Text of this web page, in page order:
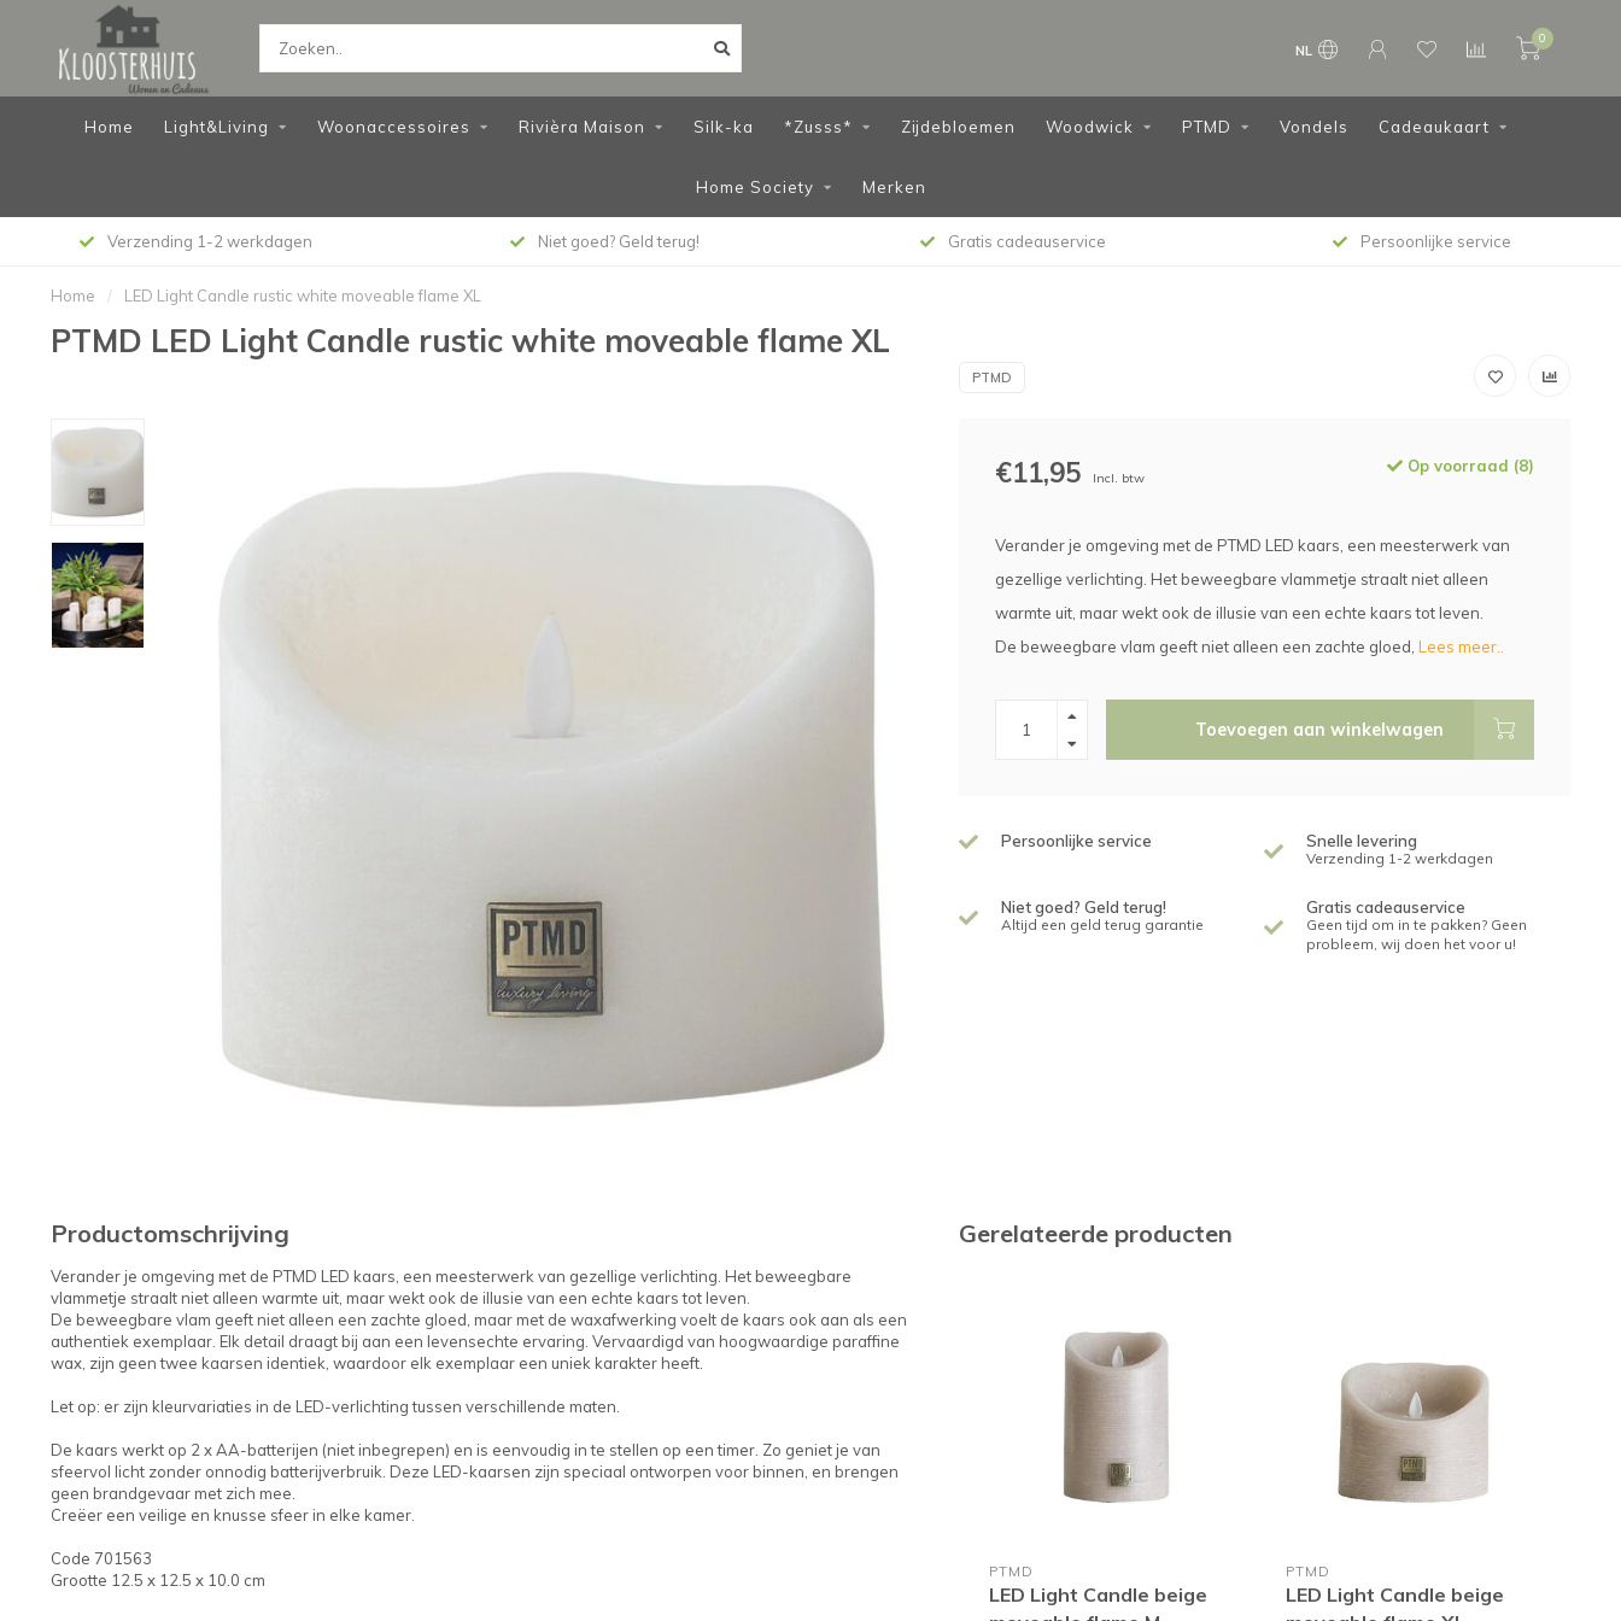
NL
0
Home Light&Living Woonaccessoires Rivièra Maison Silk-ka *Zusss* Zijdebloemen Woodwick PTMD Vondels Cadeaukaart
Home Society Merken
Verzending 1-2 werkdagen Niet goed? Geld terug! Gratis cadeauservice Persoonlijke service
Home / LED Light Candle rustic white moveable flame XL
PTMD LED Light Candle rustic white moveable flame XL
PTMD
€11,95 Incl. btw
Op voorraad (8)
Verander je omgeving met de PTMD LED kaars, een meesterwerk van
gezellige verlichting. Het beweegbare vlammetje straalt niet alleen
warmte uit, maar wekt ook de illusie van een echte kaars tot leven.
De beweegbare vlam geeft niet alleen een zachte gloed, Lees meer..
Toevoegen aan winkelwagen
Persoonlijke service Snelle levering
Verzending 1-2 werkdagen
Niet goed? Geld terug!
Altijd een geld terug garantie
Gratis cadeauservice
Geen tijd om in te pakken? Geen
probleem, wij doen het voor u!
Productomschrijving
Verander je omgeving met de PTMD LED kaars, een meesterwerk van gezellige verlichting. Het beweegbare
vlammetje straalt niet alleen warmte uit, maar wekt ook de illusie van een echte kaars tot leven.
De beweegbare vlam geeft niet alleen een zachte gloed, maar met de waxafwerking voelt de kaars ook aan als een
authentiek exemplaar. Elk detail draagt bij aan een levensechte ervaring. Vervaardigd van hoogwaardige paraffine
wax, zijn geen twee kaarsen identiek, waardoor elk exemplaar een uniek karakter heeft.
Let op: er zijn kleurvariaties in de LED-verlichting tussen verschillende maten.
De kaars werkt op 2 x AA-batterijen (niet inbegrepen) en is eenvoudig in te stellen op een timer. Zo geniet je van
sfeervol licht zonder onnodig batterijverbruik. Deze LED-kaarsen zijn speciaal ontworpen voor binnen, en brengen
geen brandgevaar met zich mee.
Creëer een veilige en knusse sfeer in elke kamer.
Code 701563
Grootte 12.5 x 12.5 x 10.0 cm
Gerelateerde producten
PTMD
LED Light Candle beige
PTMD
LED Light Candle beige